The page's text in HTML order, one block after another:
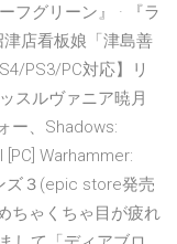
フグリーン』 · 『ラ
店看板娘「津島善
PS3/PC対応】リ
スルヴァニア暁月
ー、Shadows:
Warhammer:
ズ３(epic store発売
ちゃくちゃ目が疲れ